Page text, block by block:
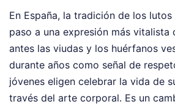
En España, la tradición de los
paso a una expresión más vitalista
antes las viudas y los huérfanos
durante años como señal de
jóvenes eligen celebrar la vida de
través del arte corporal. Es un